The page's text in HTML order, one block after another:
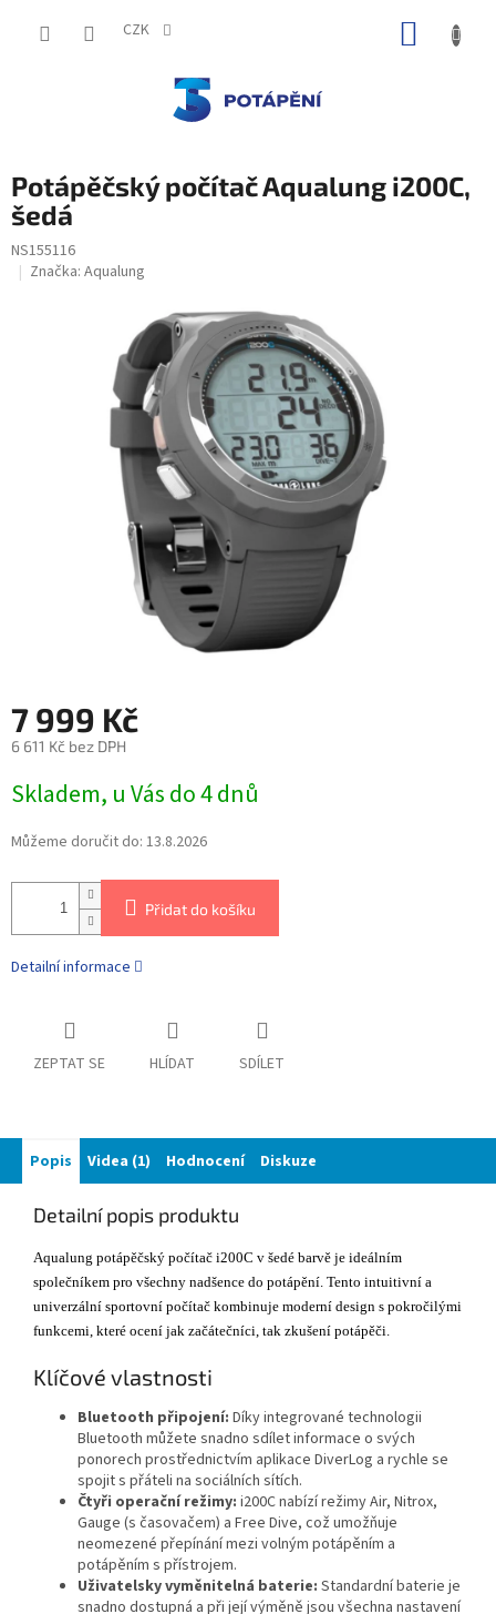
CZK
Potápěčský počítač Aqualung i200C,
šedá
NS155116
Značka: Aqualung
7 999 Kč
6 611 Kč bez DPH
Skladem, u Vás do 4 dnů
Můžeme doručit do: 13.8.2026
Přidat do košíku
Detailní informace
ZEPTAT SE HLÍDAT SDÍLET
Popis Videa (1) Hodnocení Diskuze
Detailní popis produktu
Aqualung potápěčský počítač i200C v šedé barvě je ideálním
společníkem pro všechny nadšence do potápění. Tento intuitivní a
univerzální sportovní počítač kombinuje moderní design s pokročilými
funkcemi, které ocení jak začátečníci, tak zkušení potápěči.
Klíčové vlastnosti
Bluetooth připojení: Díky integrované technologii
Bluetooth můžete snadno sdílet informace o svých
ponorech prostřednictvím aplikace DiverLog a rychle se
spojit s přáteli na sociálních sítích.
Čtyři operační režimy: i200C nabízí režimy Air, Nitrox,
Gauge (s časovačem) a Free Dive, což umožňuje
neomezené přepínání mezi volným potápěním a
potápěním s přístrojem.
Uživatelsky vyměnitelná baterie: Standardní baterie je
snadno dostupná a při její výměně jsou všechna nastavení